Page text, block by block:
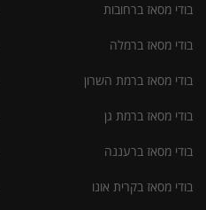
בודי מסאז ברחובות
בודי מסאז ברמלה
בודי מסאז ברמת השרון
בודי מסאז ברמת גן
בודי מסאז ברעננה
בודי מסאז בקרית אונו